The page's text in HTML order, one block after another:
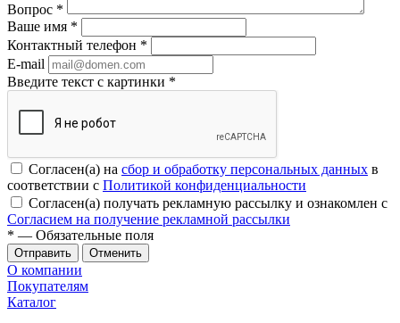
Вопрос *
Ваше имя *
Контактный телефон *
E-mail
Введите текст с картинки *
Согласен(а) на сбор и обработку персональных данных в
соответствии с Политикой конфиденциальности
Согласен(а) получать рекламную рассылку и ознакомлен с
Согласием на получение рекламной рассылки
* — Обязательные поля
Отменить
О компании
Покупателям
Каталог